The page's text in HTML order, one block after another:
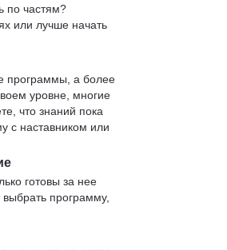
по частям?
или лучше начать
программы, а более
уровне, многие
что знаний пока
с наставником или
готовы за нее
программу,